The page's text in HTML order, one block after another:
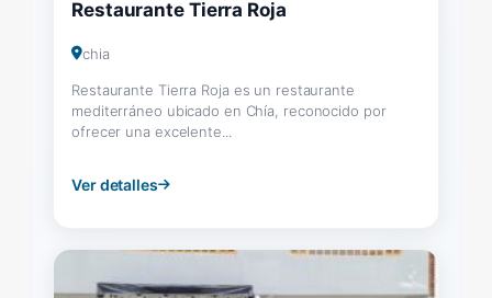
Restaurante Tierra Roja
chia
Restaurante Tierra Roja es un restaurante
mediterráneo ubicado en Chía, reconocido por
ofrecer una excelente...
Ver detalles